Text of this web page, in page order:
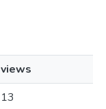
views
13